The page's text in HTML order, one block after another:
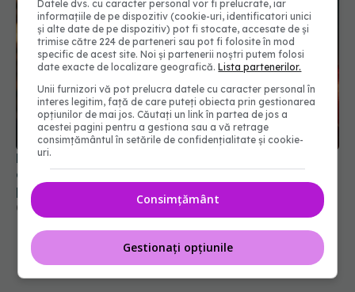
Ministerul Sănătății activează planul pentru
caniculă. Măsuri speciale în spitale și recomandări
pentru populație
03 aug 2026, 10:30
Datele dvs. cu caracter personal vor fi prelucrate, iar
informațiile de pe dispozitiv (cookie-uri, identificatori unici
și alte date de pe dispozitiv) pot fi stocate, accesate de și
trimise către 224 de parteneri sau pot fi folosite în mod
specific de acest site. Noi și partenerii noștri putem folosi
date exacte de localizare geografică.Lista partenerilor.
Unii furnizori vă pot prelucra datele cu caracter personal în
interes legitim, față de care puteți obiecta prin gestionarea
opțiunilor de mai jos. Căutați un link în partea de jos a
acestei pagini pentru a gestiona sau a vă retrage
consimțământul în setările de confidențialitate și cookie-
uri.
Consimțământ
Gestionați opțiunile